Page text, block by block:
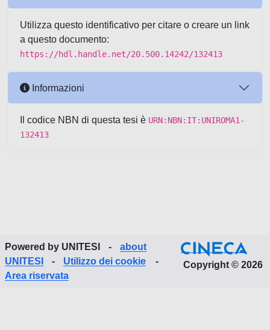
Utilizza questo identificativo per citare o creare un link
a questo documento:
https://hdl.handle.net/20.500.14242/132413
Informazioni
Il codice NBN di questa tesi è URN:NBN:IT:UNIROMA1-
132413
Powered by UNITESI -
about
UNITESI
- Utilizzo dei cookie
-
Area riservata
Copyright © 2026